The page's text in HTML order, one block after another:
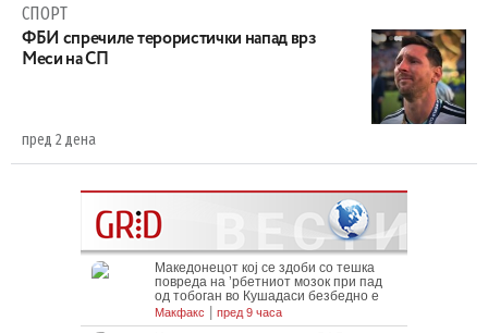
СПОРТ
ФБИ спречиле терористички напад врз
Меси на СП
пред 2 дена